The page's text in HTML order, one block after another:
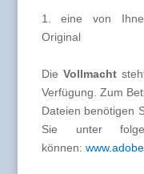
1. eine von
Original
Die Vollmacht
Verfügung. Zum
Dateien benötigen
Sie unter
können: